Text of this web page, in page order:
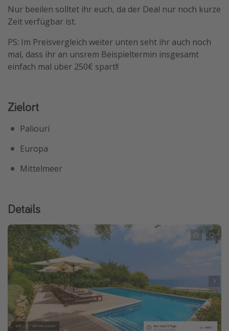
Nur beeilen solltet ihr euch, da der Deal nur noch kurze
Zeit verfügbar ist.
PS: Im Preisvergleich weiter unten seht ihr auch noch
mal, dass ihr an unsrem Beispieltermin insgesamt
einfach mal über 250€ spart!!
Zielort
Paliourí
Europa
Mittelmeer
Details